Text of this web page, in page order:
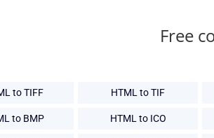
Free
to TIFF HTML to TIF
to BMP HTML to ICO